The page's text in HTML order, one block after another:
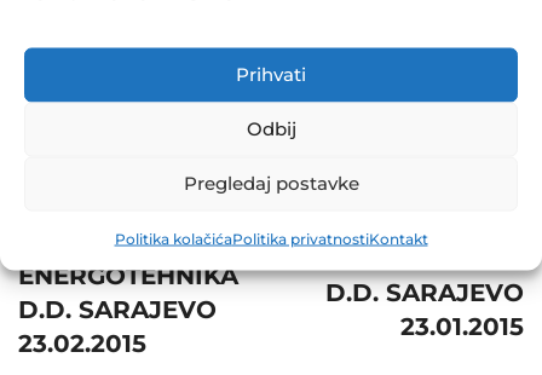
Prihvati
Odbij
Pregledaj postavke
Politika kolačićaPolitika privatnostiKontakt
navigation
ENERGOTEHNIKA
D.D. SARAJEVO
23.02.2015
D.D. SARAJEVO
23.01.2015